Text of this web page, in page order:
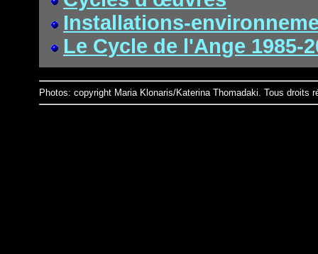
Installations-
Le Cycle de l'Ange 1985-
Photos: copyright Maria Klonaris/Katerina Thomadaki. Tous droits